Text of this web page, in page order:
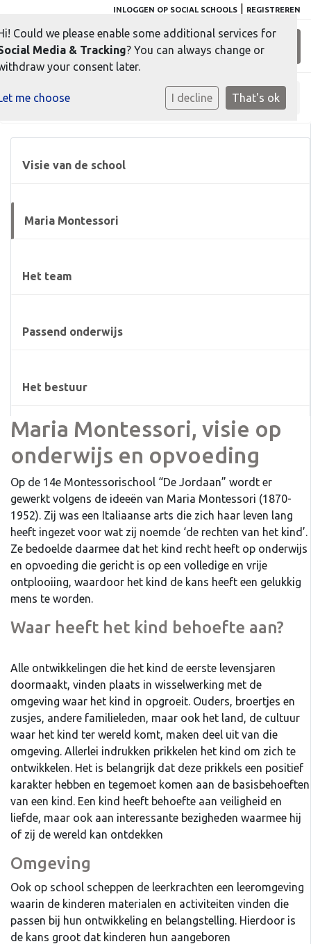
INLOGGEN OP SOCIAL SCHOOLS REGISTREREN
Home Onze school » Maria Montessori
Visie van de school
Maria Montessori
Het team
Passend onderwijs
Het bestuur
Maria Montessori, visie op
onderwijs en opvoeding
Op de 14e Montessorischool “De Jordaan” wordt er
gewerkt volgens de ideeën van Maria Montessori (1870-
1952). Zij was een Italiaanse arts die zich haar leven lang
heeft ingezet voor wat zij noemde ‘de rechten van het kind’.
Ze bedoelde daarmee dat het kind recht heeft op onderwijs
en opvoeding die gericht is op een volledige en vrije
ontplooiing, waardoor het kind de kans heeft een gelukkig
mens te worden.
Waar heeft het kind behoefte aan?
Alle ontwikkelingen die het kind de eerste levensjaren
doormaakt, vinden plaats in wisselwerking met de
omgeving waar het kind in opgroeit. Ouders, broertjes en
zusjes, andere familieleden, maar ook het land, de cultuur
waar het kind ter wereld komt, maken deel uit van die
omgeving. Allerlei indrukken prikkelen het kind om zich te
ontwikkelen. Het is belangrijk dat deze prikkels een positief
karakter hebben en tegemoet komen aan de basisbehoeften
van een kind. Een kind heeft behoefte aan veiligheid en
liefde, maar ook aan interessante bezigheden waarmee hij
of zij de wereld kan ontdekken
Omgeving
Ook op school scheppen de leerkrachten een leeromgeving
waarin de kinderen materialen en activiteiten vinden die
passen bij hun ontwikkeling en belangstelling. Hierdoor is
de kans groot dat kinderen hun aangeboren
Could we please enable some additional services for
Media & Tracking? You can always change or
your consent later.
me choose I decline That's ok